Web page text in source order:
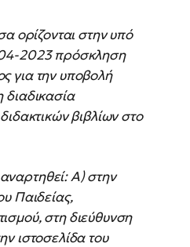
ορίζονται στην υπό
2023 πρόσκληση
για την υποβολή
βιβλίων στο
Α) στην
Παιδείας,
στη διεύθυνση
ιστοσελίδα του